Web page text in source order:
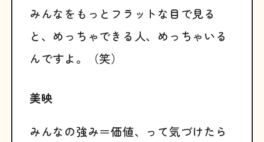
みんなをもっとフラットな目で見る
と、めっちゃできる人、めっちゃいる
んですよ。（笑）
美映
みんなの強み＝価値、って気づけたら